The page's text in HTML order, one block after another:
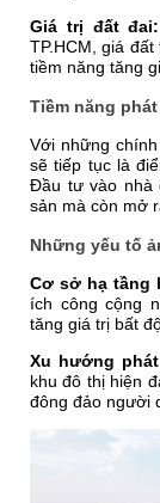
Giá trị đất đai:
TP.HCM, giá
tiềm năng tăng
Tiềm năng
Với những
sẽ tiếp tục là
Đầu tư vào nhà
sản mà còn mở
Những yếu tố
Cơ sở hạ tầng
ích công cộng
tăng giá trị bất
Xu hướng
khu đô thị hiện
đông đảo người